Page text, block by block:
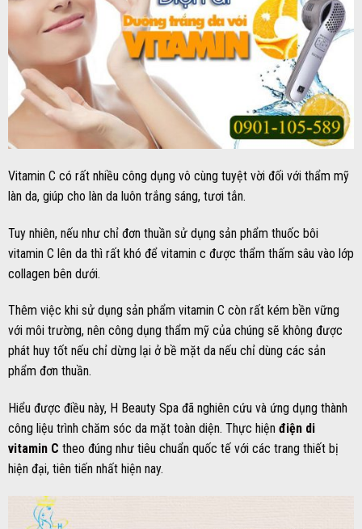
Vitamin C có rất nhiều công dụng vô cùng tuyệt vời đối với thẩm mỹ
làn da, giúp cho làn da luôn trắng sáng, tươi tắn.
Tuy nhiên, nếu như chỉ đơn thuần sử dụng sản phẩm thuốc bôi
vitamin C lên da thì rất khó để vitamin c được thẩm thấm sâu vào lớp
collagen bên dưới.
Thêm việc khi sử dụng sản phẩm vitamin C còn rất kém bền vững
với môi trường, nên công dụng thẩm mỹ của chúng sẽ không được
phát huy tốt nếu chỉ dừng lại ở bề mặt da nếu chỉ dùng các sản
phẩm đơn thuần.
Hiểu được điều này, H Beauty Spa đã nghiên cứu và ứng dụng thành
công liệu trình chăm sóc da mặt toàn diện. Thực hiện điện di
vitamin C theo đúng như tiêu chuẩn quốc tế với các trang thiết bị
hiện đại, tiên tiến nhất hiện nay.